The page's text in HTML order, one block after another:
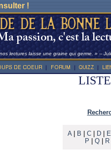
!
lectures laisse une graine qui germe. » --
A| B C| D| E
P
Q R